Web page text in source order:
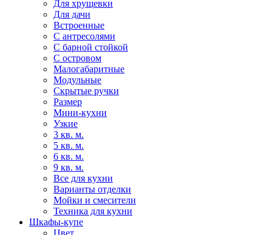
Для хрущевки
Для дачи
Встроенные
С антресолями
С барной стойкой
С островом
Малогабаритные
Модульные
Скрытые ручки
Размер
Мини-кухни
Узкие
3 кв. м.
5 кв. м.
6 кв. м.
9 кв. м.
Все для кухни
Варианты отделки
Мойки и смесители
Техника для кухни
Шкафы-купе
Цвет